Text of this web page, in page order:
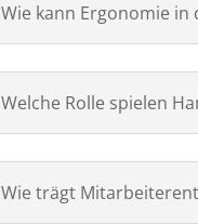
Wie kann Ergonomie
Welche Rolle spielen
Wie trägt